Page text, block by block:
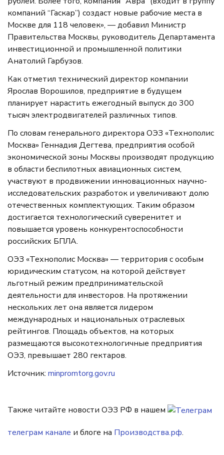
компаний “Гаскар”) создаст новые рабочие места в
Москве для 118 человек», — добавил Министр
Правительства Москвы, руководитель Департамента
инвестиционной и промышленной политики
Анатолий Гарбузов.
Как отметил технический директор компании
Ярослав Ворошилов, предприятие в будущем
планирует нарастить ежегодный выпуск до 300
тысяч электродвигателей различных типов.
По словам генерального директора ОЭЗ «Технополис
Москва» Геннадия Дегтева, предприятия особой
экономической зоны Москвы производят продукцию
в области беспилотных авиационных систем,
участвуют в продвижении инновационных научно-
исследовательских разработок и увеличивают долю
отечественных комплектующих. Таким образом
достигается технологический суверенитет и
повышается уровень конкурентоспособности
российских БПЛА.
ОЭЗ «Технополис Москва» — территория с особым
юридическим статусом, на которой действует
льготный режим предпринимательской
деятельности для инвесторов. На протяжении
нескольких лет она является лидером
международных и национальных отраслевых
рейтингов. Площадь объектов, на которых
размещаются высокотехнологичные предприятия
ОЭЗ, превышает 280 гектаров.
Источник: minpromtorg.gov.ru
Также читайте новости ОЭЗ РФ в нашем
телеграм канале и блоге на Производства.рф.